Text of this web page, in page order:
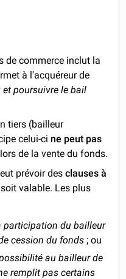
de commerce inclut la
à l'acquéreur de
poursuivre le bail
tiers (bailleur
celui-ci ne peut pas
de la vente du fonds.
prévoir desclauses à
valable. Les plus
participation du bailleur
cession du fonds ; ou
au bailleur de
remplit pas certains